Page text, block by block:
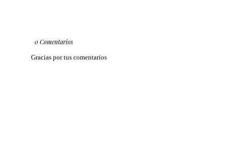
0 Comentarios
Gracias por tus comentarios